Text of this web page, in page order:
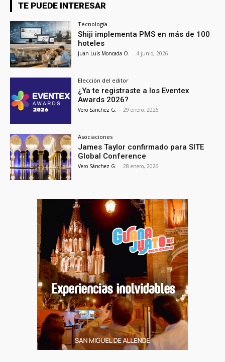
TE PUEDE INTERESAR
Tecnología
Shiji implementa PMS en más de 100
hoteles
Juan Luis Moncada O. - 4 junio, 2026
Elección del editor
¿Ya te registraste a los Eventex
Awards 2026?
Vero Sánchez G. - 29 enero, 2026
Asociaciones
James Taylor confirmado para SITE
Global Conference
Vero Sánchez G. - 28 enero, 2026